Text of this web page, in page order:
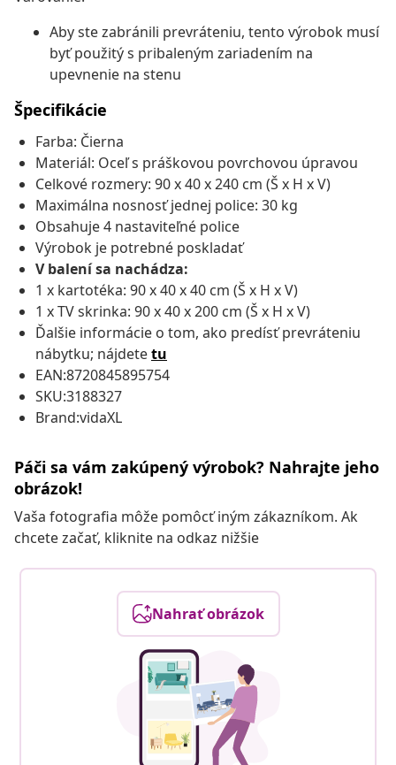
Aby ste zabránili prevráteniu, tento výrobok musí
byť použitý s pribaleným zariadením na
upevnenie na stenu
Špecifikácie
Farba: Čierna
Materiál: Oceľ s práškovou povrchovou úpravou
Celkové rozmery: 90 x 40 x 240 cm (Š x H x V)
Maximálna nosnosť jednej police: 30 kg
Obsahuje 4 nastaviteľné police
Výrobok je potrebné poskladať
V balení sa nachádza:
1 x kartotéka: 90 x 40 x 40 cm (Š x H x V)
1 x TV skrinka: 90 x 40 x 200 cm (Š x H x V)
Ďalšie informácie o tom, ako predísť prevráteniu
nábytku; nájdetetu
EAN:8720845895754
SKU:3188327
Brand:vidaXL
Páči sa vám zakúpený výrobok? Nahrajte jeho
obrázok!
Vaša fotografia môže pomôcť iným zákazníkom. Ak
chcete začať, kliknite na odkaz nižšie
Nahrať obrázok